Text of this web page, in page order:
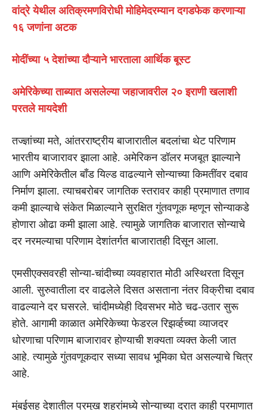
वांद्रे येथील अतिक्रमणविरोधी मोहिमेदरम्यान दगडफेक करणाऱ्या
१६ जणांना अटक
मोदींच्या ५ देशांच्या दौऱ्याने भारताला आर्थिक बूस्ट
अमेरिकेच्या ताब्यात असलेल्या जहाजावरील २० इराणी खलाशी
परतले मायदेशी
तज्ज्ञांच्या मते, आंतरराष्ट्रीय बाजारातील बदलांचा थेट परिणाम
भारतीय बाजारावर झाला आहे. अमेरिकन डॉलर मजबूत झाल्याने
आणि अमेरिकेतील बाँड यिल्ड वाढल्याने सोन्याच्या किमतींवर दबाव
निर्माण झाला. त्याचबरोबर जागतिक स्तरावर काही प्रमाणात तणाव
कमी झाल्याचे संकेत मिळाल्याने सुरक्षित गुंतवणूक म्हणून सोन्याकडे
होणारा ओढा कमी झाला आहे. त्यामुळे जागतिक बाजारात सोन्याचे
दर नरमल्याचा परिणाम देशांतर्गत बाजारातही दिसून आला.
एमसीएक्सवरही सोन्या-चांदीच्या व्यवहारात मोठी अस्थिरता दिसून
आली. सुरुवातीला दर वाढलेले दिसत असताना नंतर विक्रीचा दबाव
वाढल्याने दर घसरले. चांदीमध्येही दिवसभर मोठे चढ-उतार सुरू
होते. आगामी काळात अमेरिकेच्या फेडरल रिझर्व्हच्या व्याजदर
धोरणाचा परिणाम बाजारावर होण्याची शक्यता व्यक्त केली जात
आहे. त्यामुळे गुंतवणूकदार सध्या सावध भूमिका घेत असल्याचे चित्र
आहे.
मुंबईसह देशातील प्रमुख शहरांमध्ये सोन्याच्या दरात काही प्रमाणात